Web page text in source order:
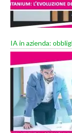
IA in azienda: